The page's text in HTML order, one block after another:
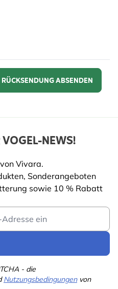
RÜCKSENDUNG ABSENDEN
NEWS!
Vivara.
Sonderangeboten
sowie 10 % Rabatt
- die
Nutzungsbedingungenvon